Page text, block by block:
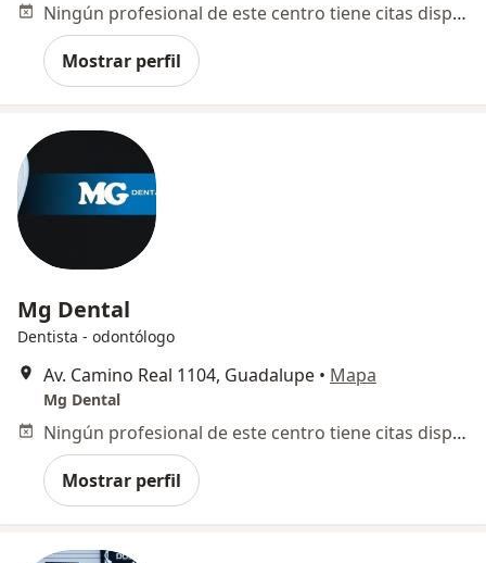
Ningún profesional de este centro tiene citas disponibles
Mostrar perfil
Mg Dental
Dentista - odontólogo
Av. Camino Real 1104, Guadalupe • Mapa
Mg Dental
Ningún profesional de este centro tiene citas disponibles
Mostrar perfil